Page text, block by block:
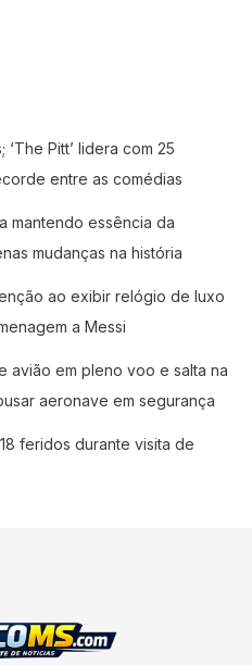
Pitt’ lidera com 25
entre as comédias
mantendo essência da
mudanças na história
ao exibir relógio de luxo
a Messi
avião em pleno voo e salta na
aeronave em segurança
feridos durante visita de